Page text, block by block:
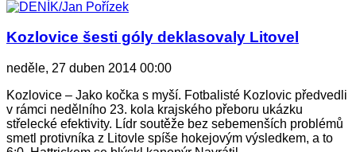
Kozlovice šesti góly deklasovaly Litovel
neděle, 27 duben 2014 00:00
Kozlovice – Jako kočka s myší. Fotbalisté Kozlovic předvedli
v rámci nedělního 23. kola krajského přeboru ukázku
střelecké efektivity. Lídr soutěže bez sebemenších problémů
smetl protivníka z Litovle spíše hokejovým výsledkem, a to